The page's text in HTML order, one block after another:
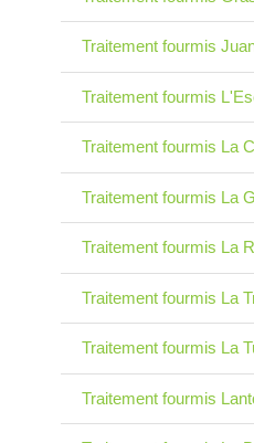
Traitement fourmis
Traitement fourmis
Traitement fourmis La
Traitement fourmis La
Traitement fourmis La
Traitement fourmis La
Traitement fourmis La
Traitement fourmis